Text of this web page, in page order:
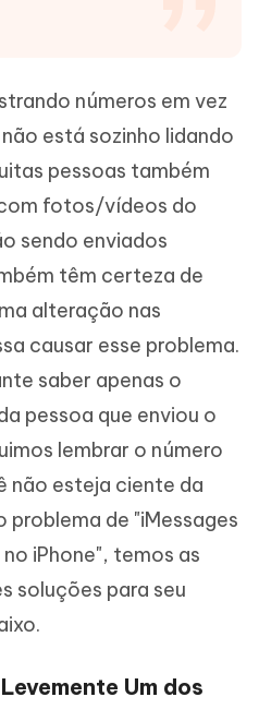
números em vez
está sozinho lidando
pessoas também
fotos/vídeos do
sendo enviados
têm certeza de
alteração nas
causar esse problema.
saber apenas o
pessoa que enviou o
lembrar o número
não esteja ciente da
de "iMessages
iPhone", temos as
soluções para seu
Um dos